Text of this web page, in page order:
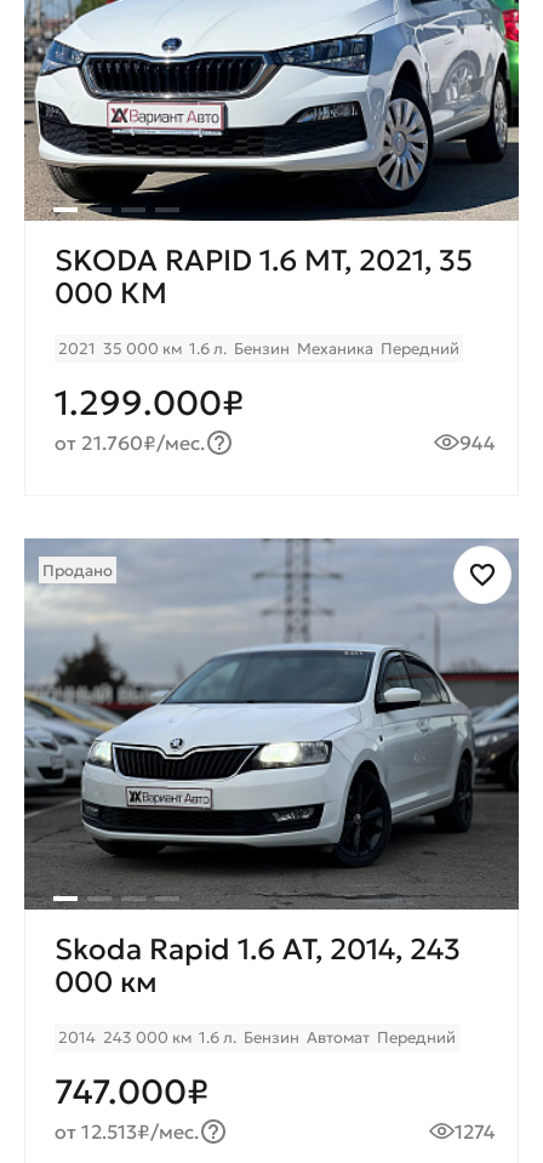
SKODA RAPID 1.6 МT, 2021, 35
000 КМ
2021 35 000 км 1.6 л. Бензин Механика Передний
1.299.000₽
от 21.760₽/мес. 944
Продано
Skoda Rapid 1.6 AT, 2014, 243
000 км
2014 243 000 км 1.6 л. Бензин Автомат Передний
747.000₽
от 12.513₽/мес. 1274